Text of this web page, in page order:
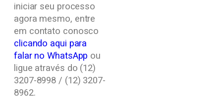
iniciar seu processo
agora mesmo, entre
em contato conosco
clicando aqui para
falar no WhatsApp ou
ligue através do (12)
3207-8998 / (12) 3207-
8962.